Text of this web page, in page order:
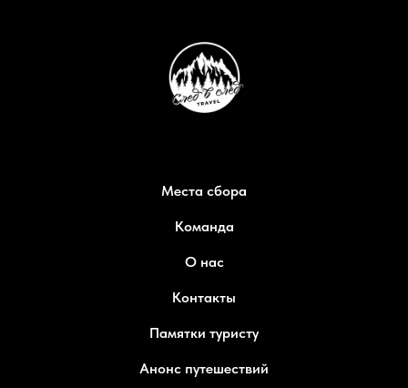
Места сбора
Команда
О нас
Контакты
Памятки туристу
Анонс путешествий